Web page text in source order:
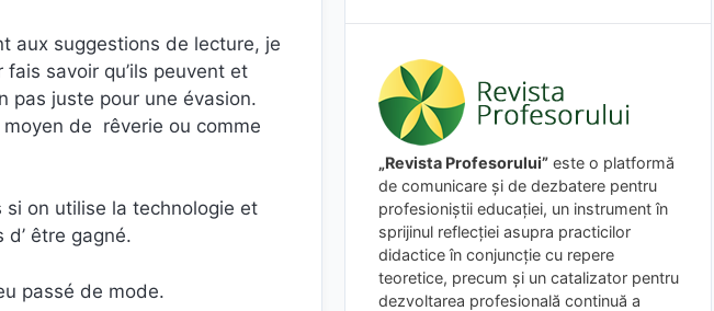
aux suggestions de lecture, je
savoir qu’ils peuvent et
pas juste pour une évasion.
de rêverie ou comme
on utilise la technologie et
être gagné.
passé de mode.
„Revista Profesorului” este o platformă
de comunicare și de dezbatere pentru
profesioniștii educației, un instrument în
sprijinul reflecției asupra practicilor
didactice în conjuncție cu repere
teoretice, precum și un catalizator pentru
dezvoltarea profesională continuă a